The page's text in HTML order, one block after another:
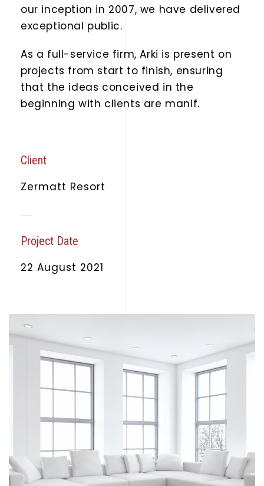
our inception in 2007, we have delivered
exceptional public.
As a full-service firm, Arki is present on
projects from start to finish, ensuring
that the ideas conceived in the
beginning with clients are manif.
Client
Zermatt Resort
Project Date
22 August 2021